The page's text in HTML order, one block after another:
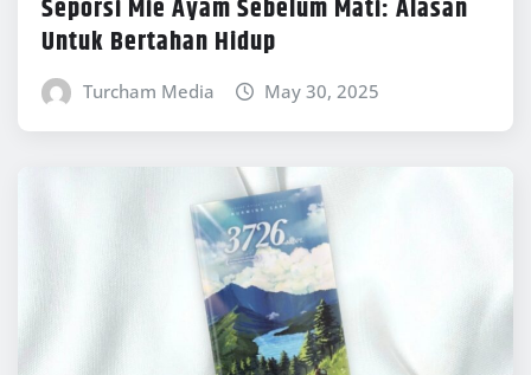
Seporsi Mie Ayam Sebelum Mati: Alasan
Untuk Bertahan Hidup
Turcham Media May 30, 2025